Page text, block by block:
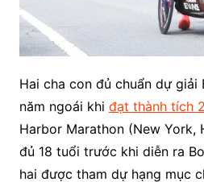
Hai cha con đủ chuẩn dự giải
năm ngoái khi đạt thành tích
Harbor Marathon (New York,
đủ 18 tuổi trước khi diễn ra
hai được tham dự hạng mục